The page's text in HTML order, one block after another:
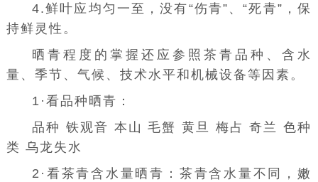
4.鲜叶应均匀一至，没有“伤青”、“死青”，保
持鲜灵性。
晒青程度的掌握还应参照茶青品种、含水
量、季节、气候、技术水平和机械设备等因素。
1·看品种晒青：
品种 铁观音 本山 毛蟹 黄旦 梅占 奇兰 色种
类 乌龙失水
2·看茶青含水量晒青：茶青含水量不同，嫩